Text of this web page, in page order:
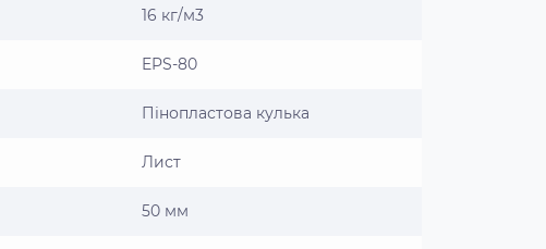
16 кг/м3
EPS-80
Пінопластова кулька
Лист
50 мм